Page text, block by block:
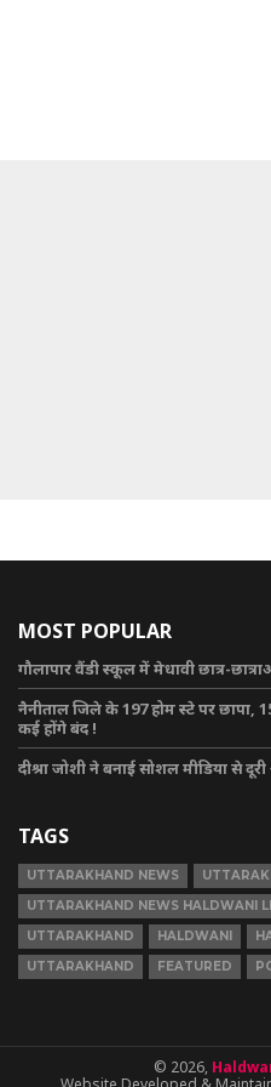
MOST POPULAR
गौलापार वैंडी स्कूल में मेधावी छात्र-
नैनीताल जिले के 197 होम स्टे पर छापा,
कई होंगे बंद !
दीश्रा जोशी ने बनाई सोशल मीडिया से
TAGS
UTTARAKHAND NEWS
UTTARAKHAND NEWS HALDWANI
UTTARAKHAND
HALDWANI
UTTARAKHAND
FEATURED
© 2026,